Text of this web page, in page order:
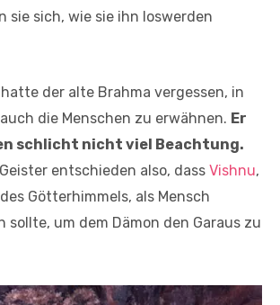
sie sich, wie sie ihn loswerden
der alte Brahma vergessen, in
die Menschen zu erwähnen. Er
schlicht nicht viel Beachtung.
entschieden also, dass Vishnu,
Götterhimmels, als Mensch
sollte, um dem Dämon den Garaus zu